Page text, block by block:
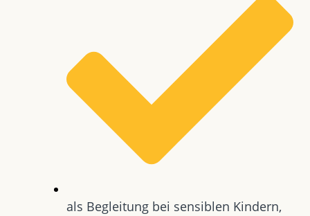
als Begleitung bei sensiblen Kindern,